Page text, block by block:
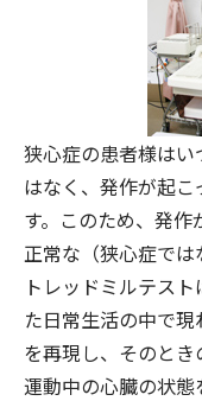
狭心症の患者様は
はなく、発作が起
す。このため、発作
正常な（狭心症では
トレッドミルテス
た日常生活の中で
を再現し、そのとき
運動中の心臓の状態